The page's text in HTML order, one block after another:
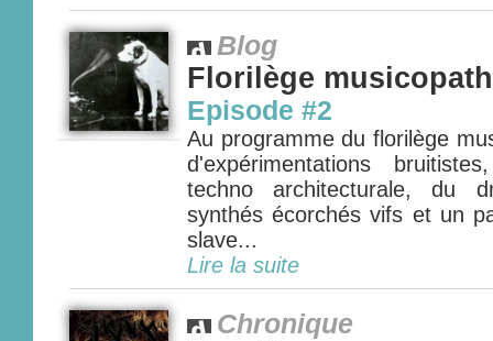
Blog
Florilège
Episode #2
Au programme du florilège
d'expérimentations
techno architecturale, du
synthés écorchés vifs et un
slave...
Lire la suite
Chronique